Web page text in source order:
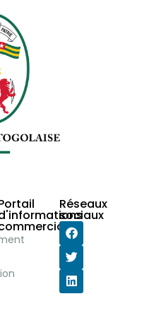
Réseaux
sociaux